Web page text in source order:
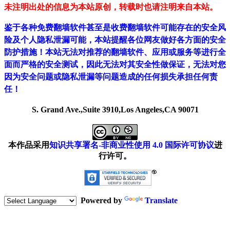
未注明出处的信息为本站原创，转载时也请注明来自本站。
鉴于各种免费翻墙软件甚至是收费翻墙软件可能存在的安全风
险及个人隐私泄漏可能，本站提醒各位网友做好各方面的安全
防护措施！本站无法对推荐的翻墙软件、应用或服务等进行全
面而严格的安全测试，因此无法对其安全性做保证，无法对您
因为安全问题或隐私泄漏等问题造成的任何损失承担任何责
任！
S. Grand Ave.,Suite 3910,Los Angeles,CA 90071
本作品采用知识共享署名-非商业性使用 4.0 国际许可协议进
行许可。
Powered by Translate